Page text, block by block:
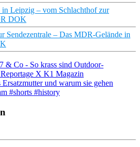
Leipzig – vom Schlachthof zur
DOK
Sendezentrale – Das MDR-Gelände in
& Co - So krass sind Outdoor-
X K1 Magazin
und warum sie gehen
#shorts #history